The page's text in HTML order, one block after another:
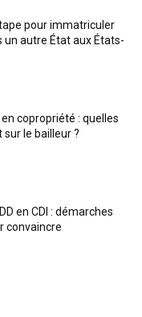
pour immatriculer
un autre État aux États-
copropriété : quelles
le bailleur ?
en CDI : démarches
convaincre